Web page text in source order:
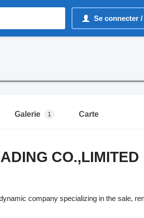
Se connecter
Galerie 1 Carte
CO.,LIMITED
company specializing in the sale,